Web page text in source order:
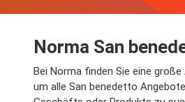
Norma San
Bei Norma finden Sie eine
um alle San benedetto